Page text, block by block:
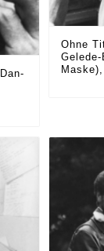
Ohne